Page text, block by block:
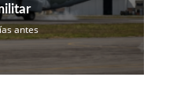
antes